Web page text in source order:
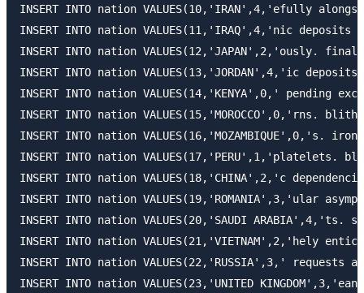
INSERT INTO nation VALUES(10,'IRAN',4,'efully
INSERT INTO nation VALUES(11,'IRAQ',4,'nic
INSERT INTO nation VALUES(12,'JAPAN',2,'ously.
INSERT INTO nation VALUES(13,'JORDAN',4,'ic
INSERT INTO nation VALUES(14,'KENYA',0,'
INSERT INTO nation
INSERT INTO nation
INSERT INTO nation
INSERT INTO nation VALUES(18,'CHINA',2,'c
INSERT INTO nation VALUES(19,'ROMANIA',3,'ular
INSERT INTO nation VALUES(20,'SAUDI
INSERT INTO nation VALUES(21,'VIETNAM',2,'hely
INSERT INTO nation VALUES(22,'RUSSIA',3,'
INSERT INTO nation VALUES(23,'UNITED